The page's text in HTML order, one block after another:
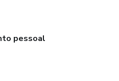
pessoal